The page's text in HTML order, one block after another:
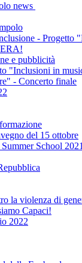
news
- Progetto
e pubblicità
"Inclusioni in
- Concerto finale
del 15 ottobre
School 2021
la violenza di
Capaci!
2022